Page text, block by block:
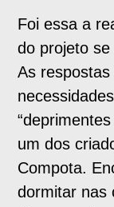
Foi essa a
do projeto
As
um dos
Compota.
dormitar nas